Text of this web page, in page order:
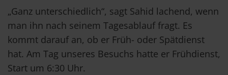
„Ganz unterschiedlich“, sagt Sahid lachend, wenn
man ihn nach seinem Tagesablauf fragt. Es
kommt darauf an, ob er Früh- oder Spätdienst
hat. Am Tag unseres Besuchs hatte er Frühdienst,
Start um 6:30 Uhr.